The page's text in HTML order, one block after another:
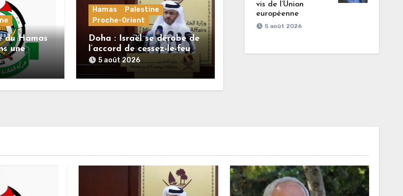
du Hamas
une
de
la
de la
de
Hamas
Palestine
Proche-Orient
Doha : Israël se dérobe de
l’accord de cessez-le-feu
alors que le Hamas honore
ses engagements
5 août 2026
vis de l’Union
européenne
5 août 2026